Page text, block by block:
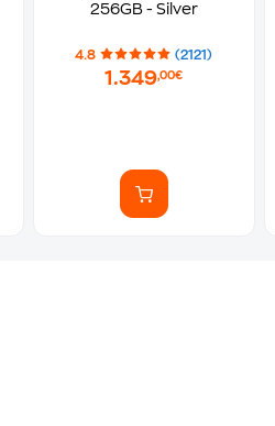
256GB - Silver
4.8 (2121)
1.349,00€